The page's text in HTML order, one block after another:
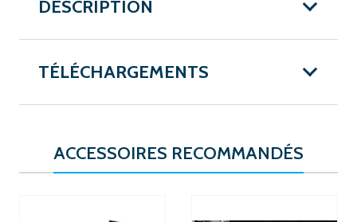
DESCRIPTION
TÉLÉCHARGEMENTS
ACCESSOIRES RECOMMANDÉS